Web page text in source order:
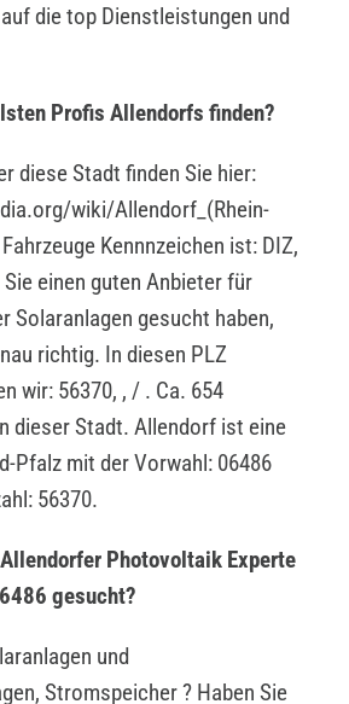
die top Dienstleistungen und
Profis Allendorfs finden?
diese Stadt finden Sie hier:
wiki/Allendorf_(Rhein-
Kennnzeichen ist: DIZ,
Sie einen guten Anbieter für
Solaranlagen gesucht haben,
richtig. In diesen PLZ
wir: 56370, , / . Ca. 654
dieser Stadt. Allendorf ist eine
Pfalz mit der Vorwahl: 06486
56370.
Photovoltaik Experte
gesucht?
und
Stromspeicher ? Haben Sie